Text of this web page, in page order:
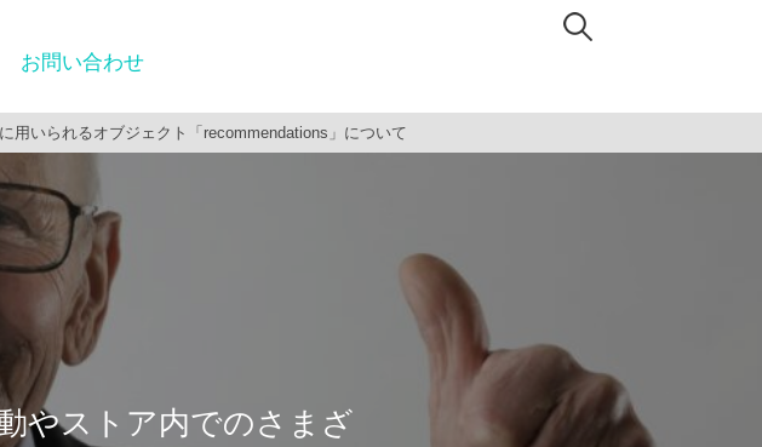
お問い合わせ
検
用いられるオブジェクト「recommendations」について
やストア内でのさまざ